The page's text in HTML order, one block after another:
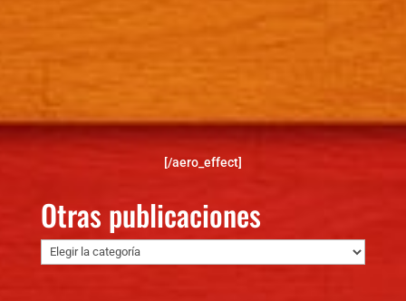
[/aero_effect]
Otras publicaciones
Otras
publicaciones